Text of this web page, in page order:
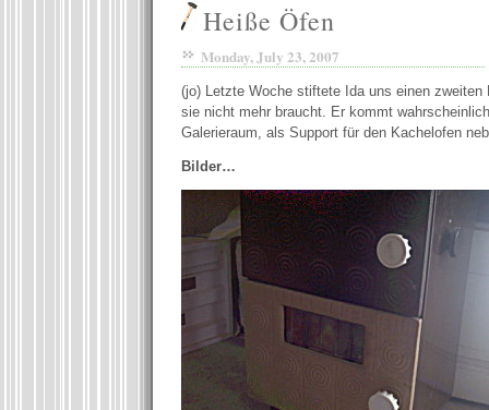
Heiße Öfen
Monday, July 23, 2007
(jo) Letzte Woche stiftete Ida uns einen zweiten
sie nicht mehr braucht. Er kommt
Galerieraum, als Support für den Kachelofen
Bilder…